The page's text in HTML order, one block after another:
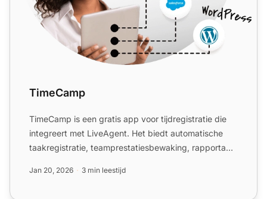
TimeCamp
TimeCamp is een gratis app voor tijdregistratie die
integreert met LiveAgent. Het biedt automatische
taakregistratie, teamprestatiesbewaking, rapportage
Jan 20, 2026 3 min leestijd